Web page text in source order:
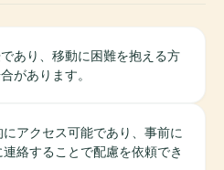
あり、移動に困難を抱える方
があります。
アクセス可能であり、事前に
絡することで配慮を依頼でき